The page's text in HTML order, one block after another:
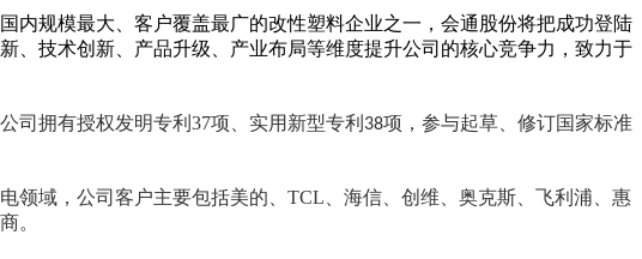
内规模最大、客户覆盖最广的改性塑料企业之一，会通股份将把成功登陆
、技术创新、产品升级、产业布局等维度提升公司的核心竞争力，致力于
司拥有授权发明专利 37项、实用新型专利 38项，参与起草、修订国家标准
领域，公司客户主要包括美的、 TCL 、海信、创维、奥克斯、飞利浦、惠
。